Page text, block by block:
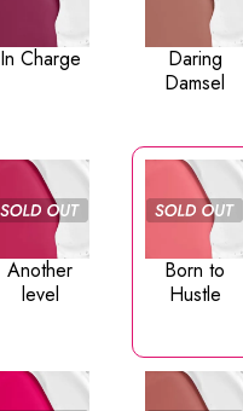
In Charge
Daring
Damsel
Another
level
Born to
Hustle